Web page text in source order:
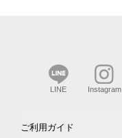
LINE Instagram
ご利用ガイド